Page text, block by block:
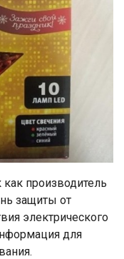
производитель
защиты от
электрического
для